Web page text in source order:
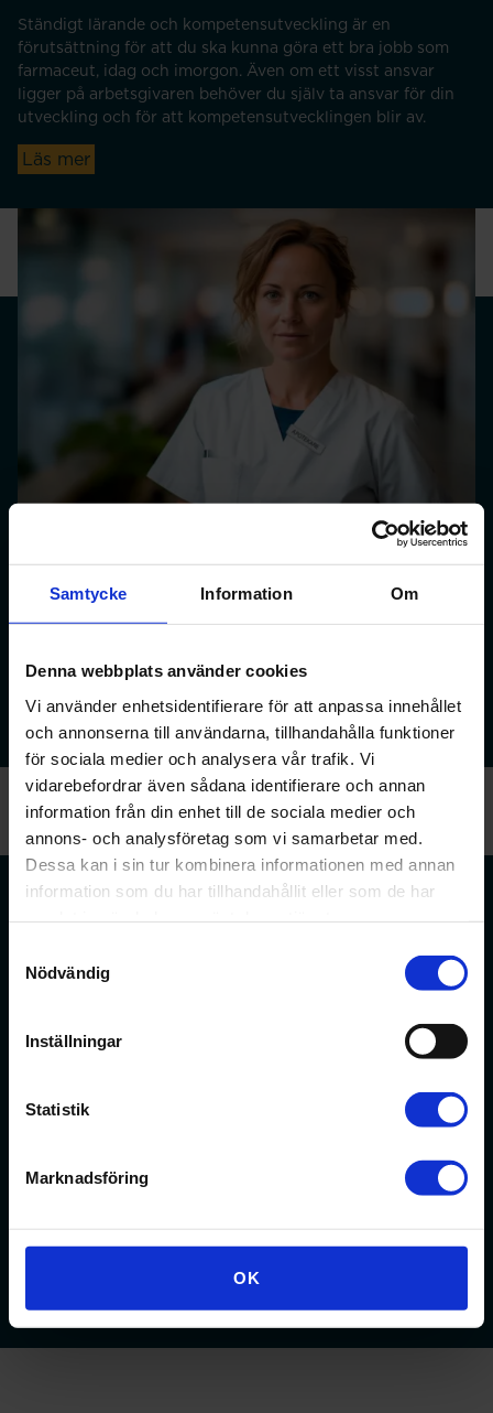
Samtycke Information Om
Denna webbplats använder cookies
Vi använder enhetsidentifierare för att anpassa innehållet
och annonserna till användarna, tillhandahålla funktioner
för sociala medier och analysera vår trafik. Vi
vidarebefordrar även sådana identifierare och annan
information från din enhet till de sociala medier och
annons- och analysföretag som vi samarbetar med.
Dessa kan i sin tur kombinera informationen med annan
information som du har tillhandahållit eller som de har
Nödvändig
Inställningar
Statistik
Marknadsföring
OK
Ständigt lärande och kompetensutveckling är en
förutsättning för att du ska kunna göra ett bra jobb som
farmaceut, idag och imorgon. Även om ett visst ansvar
ligger på arbetsgivaren behöver du själv ta ansvar för din
utveckling och för att kompetensutvecklingen blir av.
Läs mer
Arbetsmarknad
Farmaceuter kan ha många olika roller i flera branscher,
life science-branschen.
Läs mer
Ibland är ett byte av arbetsplats det som behövs för att